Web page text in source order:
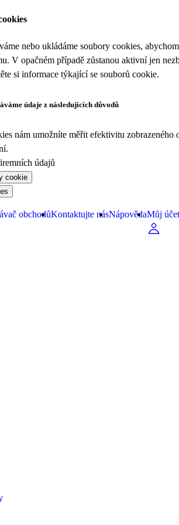
nebo ukládáme soubory cookies,
V opačném případě zůstanou aktivní jen
si informace týkající se souborů cookie.
údaje z následujících důvodů
nám umožníte měřit efektivitu
údajů
cookie
obchodůKontaktujte násNápovědaMůj účet